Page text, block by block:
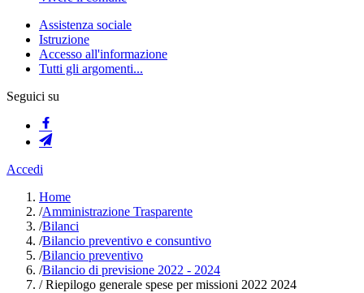
Assistenza sociale
Istruzione
Accesso all'informazione
Tutti gli argomenti...
Seguici su
Accedi
Home
/Amministrazione Trasparente
/Bilanci
/Bilancio preventivo e consuntivo
/Bilancio preventivo
/Bilancio di previsione 2022 - 2024
/Riepilogo generale spese per missioni 2022 2024